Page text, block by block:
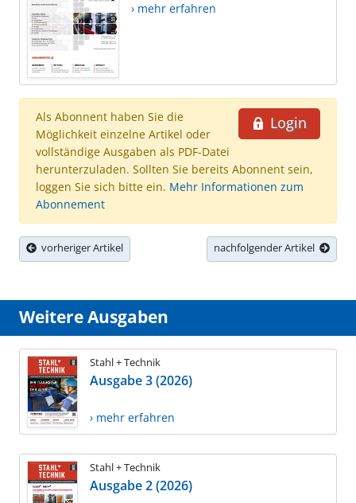
› mehr erfahren
Login
Als Abonnent haben Sie die
Möglichkeit einzelne Artikel oder
vollständige Ausgaben als PDF-Datei
herunterzuladen. Sollten Sie bereits Abonnent sein,
loggen Sie sich bitte ein. Mehr Informationen zum
Abonnement
vorheriger Artikel nachfolgender Artikel
Weitere Ausgaben
Stahl + Technik
Ausgabe 3 (2026)
› mehr erfahren
Stahl + Technik
Ausgabe 2 (2026)